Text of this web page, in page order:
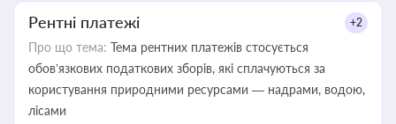
Рентні платежі +2
Про що тема: Тема рентних платежів стосується
обов’язкових податкових зборів, які сплачуються за
користування природними ресурсами — надрами, водою,
лісами